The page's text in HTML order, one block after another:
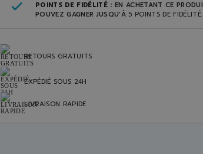
POINTS DE FIDÉLITÉ : EN ACHETANT CE
POUVEZ GAGNER JUSQU'À 5 POINTS DE FIDÉLITÉ.
RETOURS GRATUITS
EXPÉDIÉ SOUS 24H
LIVRAISON RAPIDE